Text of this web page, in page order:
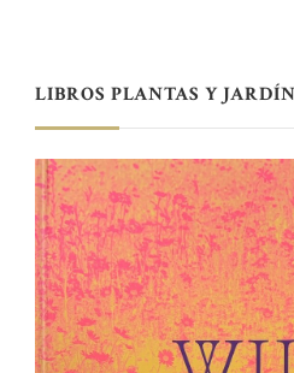
LIBROS PLANTAS Y JARDÍN